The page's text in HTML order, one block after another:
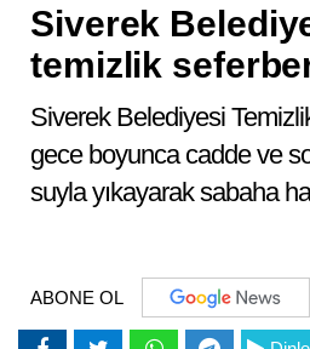
Haberleri
Siverek
temizlik
Siverek Belediyesi
gece boyunca cadde ve
suyla yıkayarak sabaha
ABONE OL